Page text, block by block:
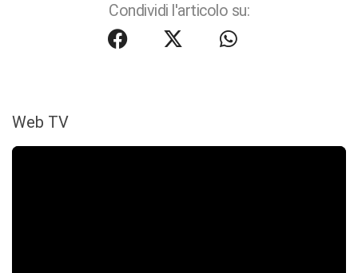
Condividi l'articolo su:
Web TV